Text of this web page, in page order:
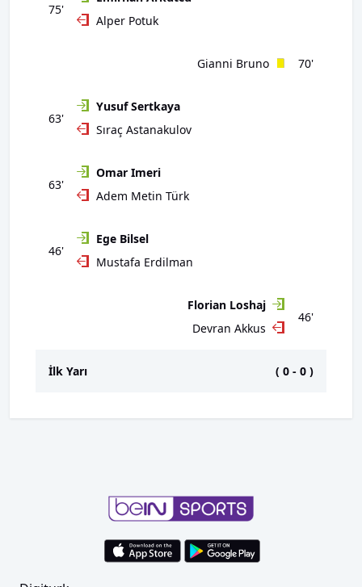
75'
Alper Potuk
70'
Gianni Bruno
63'
Yusuf Sertkaya
Sıraç Astanakulov
63'
Omar Imeri
Adem Metin Türk
46'
Ege Bilsel
Mustafa Erdilman
46'
Florian Loshaj
Devran Akkus
İlk Yarı ( 0 - 0 )